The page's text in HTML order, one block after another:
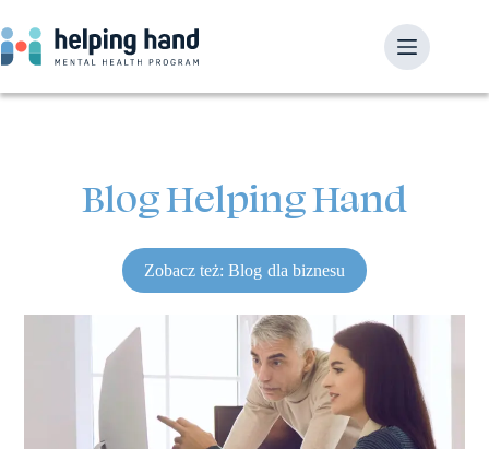
Blog Helping Hand
Zobacz też: Blog dla biznesu